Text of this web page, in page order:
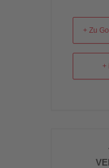
+ Zu
+